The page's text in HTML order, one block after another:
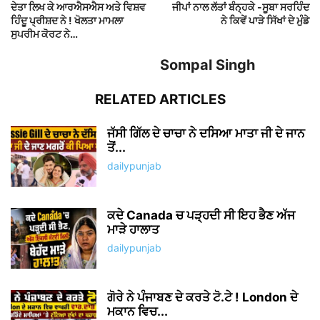
ਦੇਤਾ ਲਿਖ ਕੇ ਆਰਐਸਐਸ ਅਤੇ ਵਿਸ਼ਵ
ਹਿੰਦੂ ਪ੍ਰੀਸ਼ਦ ਨੇ ! ਖੋਲਤਾ ਮਾਮਲਾ
ਸੁਪਰੀਮ ਕੋਰਟ ਨੇ…
ਜੀਪਾਂ ਨਾਲ ਲੱਤਾਂ ਬੰਨ੍ਹਕੇ -ਸੂਬਾ ਸਰਹਿੰਦ
ਨੇ ਕਿਵੇਂ ਪਾੜੇ ਸਿੱਖਾਂ ਦੇ ਮੁੰਡੇ
Sompal Singh
RELATED ARTICLES
ਜੱਸੀ ਗਿੱਲ ਦੇ ਚਾਚਾ ਨੇ ਦਸਿਆ ਮਾਤਾ ਜੀ ਦੇ ਜਾਨ
ਤੋਂ...
dailypunjab
ਕਦੇ Canada ਚ ਪੜ੍ਹਦੀ ਸੀ ਇਹ ਭੈਣ ਅੱਜ
ਮਾੜੇ ਹਾਲਾਤ
dailypunjab
ਗੋਰੇ ਨੇ ਪੰਜਾਬਣ ਦੇ ਕਰਤੇ ਟੋ.ਟੇ ! London ਦੇ
ਮਕਾਨ ਵਿਚ...